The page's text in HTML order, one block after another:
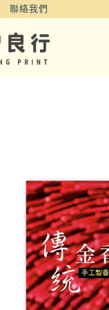
聯絡我們